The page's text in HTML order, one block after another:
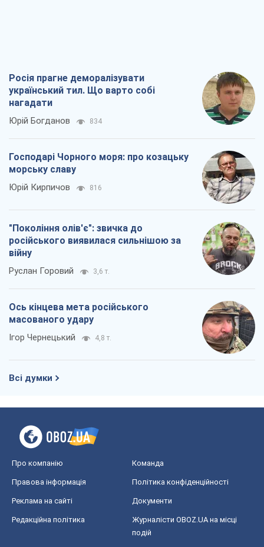
Росія прагне деморалізувати
український тил. Що варто собі
нагадати
Юрій Богданов 834
Господарі Чорного моря: про козацьку
морську славу
Юрій Кирпичов 816
"Покоління олів'є": звичка до
російського виявилася сильнішою за
війну
Руслан Горовий 3,6 т.
Ось кінцева мета російського
масованого удару
Ігор Чернецький 4,8 т.
Всі думки
Про компанію Команда
Правова інформація Політика конфіденційності
Реклама на сайті Документи
Редакційна політика
Журналісти OBOZ.UA на місці
подій